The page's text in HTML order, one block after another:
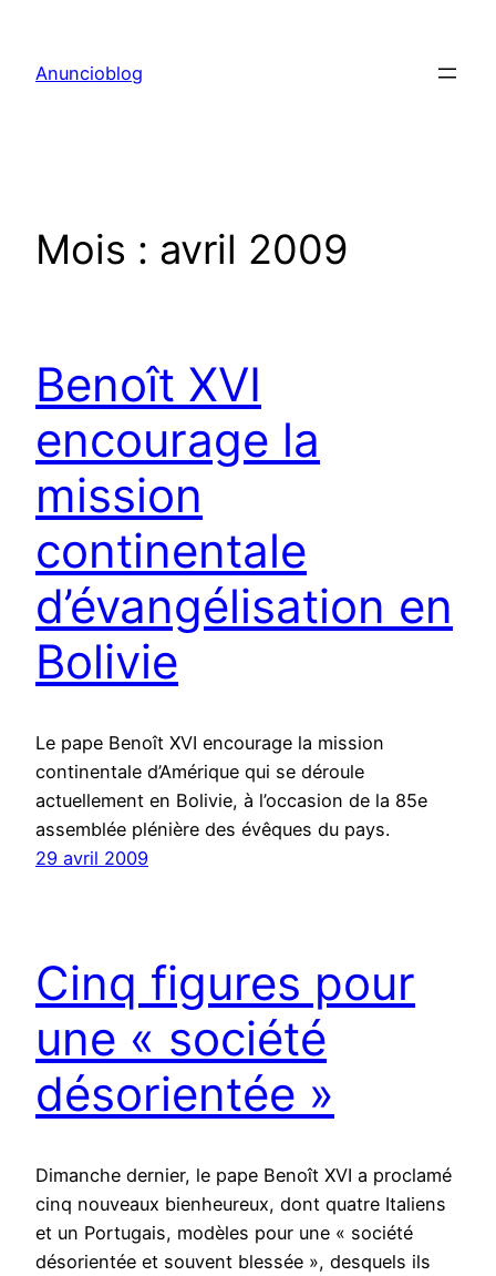
contenu
Anuncioblog
Mois : avril 2009
Benoît XVI
encourage la
mission
continentale
d’évangélisation en
Bolivie
Le pape Benoît XVI encourage la mission
continentale d’Amérique qui se déroule
actuellement en Bolivie, à l’occasion de la 85e
assemblée plénière des évêques du pays.
29 avril 2009
Cinq figures pour
une « société
désorientée »
Dimanche dernier, le pape Benoît XVI a proclamé
cinq nouveaux bienheureux, dont quatre Italiens
et un Portugais, modèles pour une « société
désorientée et souvent blessée », desquels ils